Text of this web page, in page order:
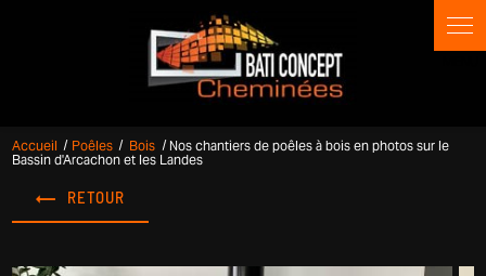
Accueil Poêles Bois Nos chantiers de poêles à bois en photos sur le
Bassin d'Arcachon et les Landes
RETOUR
Panneau de gestion des cookies